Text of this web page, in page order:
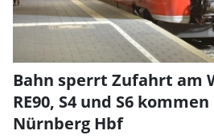
Bahn sperrt Zufahrt am
RE90, S4 und S6
Nürnberg Hbf